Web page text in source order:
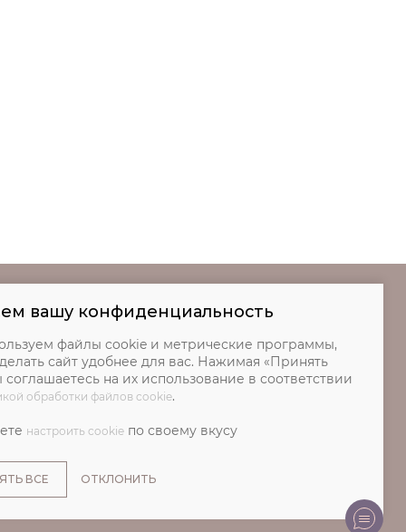
материалов с данного сайта
без согласования запрещено.
вашу конфиденциальность
файлы cookie и метрические программы,
сайт удобнее для вас. Нажимая «Принять
соглашаетесь на их использование в соответствии
обработки файлов cookie.
настроить cookie по своему вкусу
ОТКЛОНИТЬ
ВСЕ